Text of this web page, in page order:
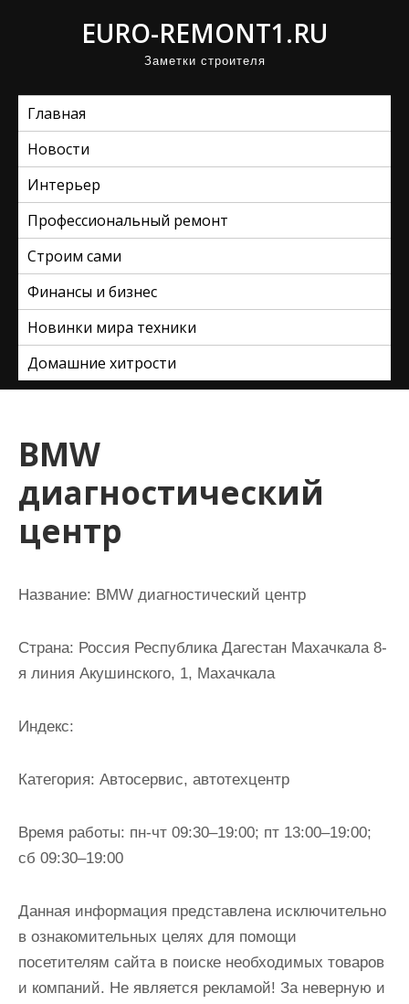
EURO-REMONT1.RU
Заметки строителя
Главная
Новости
Интерьер
Профессиональный ремонт
Строим сами
Финансы и бизнес
Новинки мира техники
Домашние хитрости
BMW
диагностический
центр
Название: BMW диагностический центр
Страна: Россия Республика Дагестан Махачкала 8-
я линия Акушинского, 1, Махачкала
Индекс:
Категория: Автосервис, автотехцентр
Время работы: пн-чт 09:30–19:00; пт 13:00–19:00;
сб 09:30–19:00
Данная информация представлена исключительно
в ознакомительных целях для помощи
посетителям сайта в поиске необходимых товаров
и компаний. Не является рекламой! За неверную и